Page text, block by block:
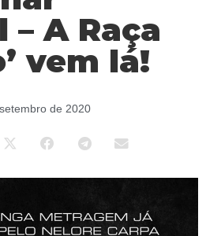
– A Raça
vem lá!
de 2020